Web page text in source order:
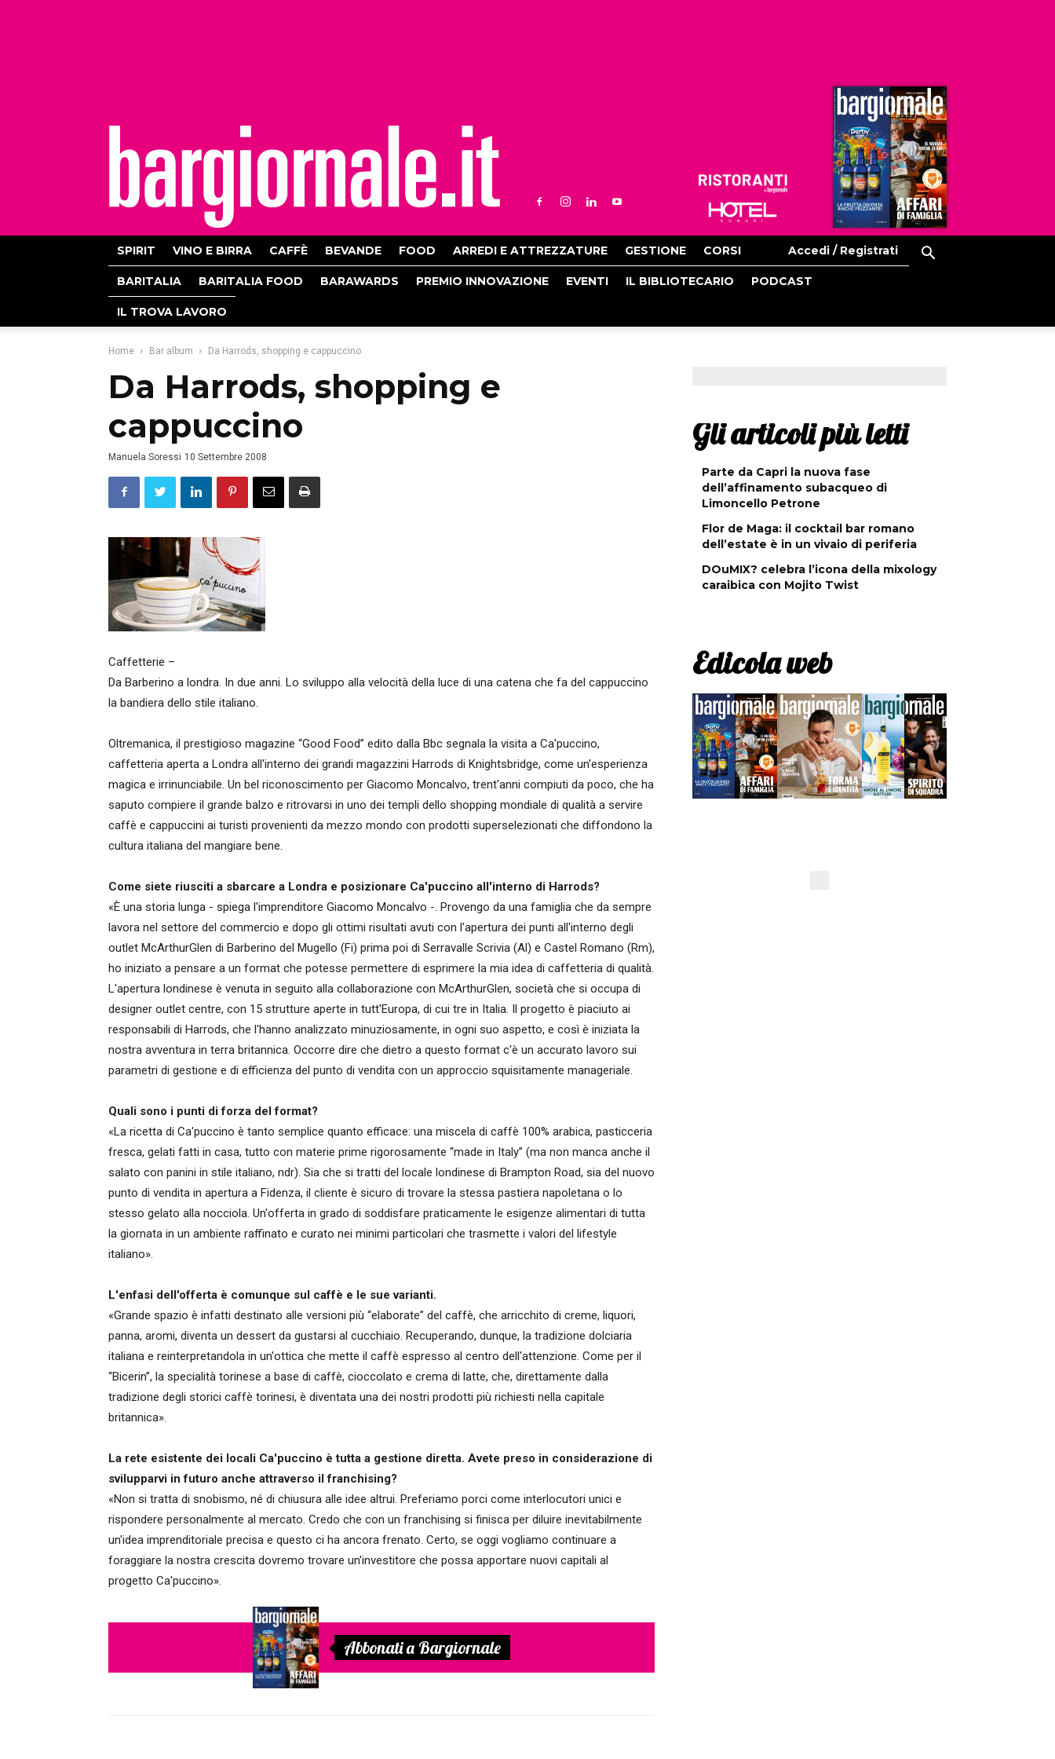
Ristoranti
Hoteldomani
SPIRIT VINO E BIRRA CAFFÈ BEVANDE FOOD ARREDI E ATTREZZATURE GESTIONE CORSI Accedi / Registrati
BARITALIA BARITALIA FOOD BARAWARDS PREMIO INNOVAZIONE EVENTI IL BIBLIOTECARIO PODCAST
IL TROVA LAVORO
Home Bar album Da Harrods, shopping e cappuccino
Da Harrods, shopping e
cappuccino
Manuela Soressi 10 Settembre 2008
Caffetterie –
Da Barberino a londra. In due anni. Lo sviluppo alla velocità della luce di una catena che fa del cappuccino
la bandiera dello stile italiano.
Oltremanica, il prestigioso magazine “Good Food” edito dalla Bbc segnala la visita a Ca'puccino,
caffetteria aperta a Londra all'interno dei grandi magazzini Harrods di Knightsbridge, come un'esperienza
magica e irrinunciabile. Un bel riconoscimento per Giacomo Moncalvo, trent'anni compiuti da poco, che ha
saputo compiere il grande balzo e ritrovarsi in uno dei templi dello shopping mondiale di qualità a servire
caffè e cappuccini ai turisti provenienti da mezzo mondo con prodotti superselezionati che diffondono la
cultura italiana del mangiare bene.
Come siete riusciti a sbarcare a Londra e posizionare Ca'puccino all'interno di Harrods?
«È una storia lunga - spiega l'imprenditore Giacomo Moncalvo -. Provengo da una famiglia che da sempre
lavora nel settore del commercio e dopo gli ottimi risultati avuti con l'apertura dei punti all'interno degli
outlet McArthurGlen di Barberino del Mugello (Fi) prima poi di Serravalle Scrivia (Al) e Castel Romano (Rm),
ho iniziato a pensare a un format che potesse permettere di esprimere la mia idea di caffetteria di qualità.
L'apertura londinese è venuta in seguito alla collaborazione con McArthurGlen, società che si occupa di
designer outlet centre, con 15 strutture aperte in tutt'Europa, di cui tre in Italia. Il progetto è piaciuto ai
responsabili di Harrods, che l'hanno analizzato minuziosamente, in ogni suo aspetto, e così è iniziata la
nostra avventura in terra britannica. Occorre dire che dietro a questo format c'è un accurato lavoro sui
parametri di gestione e di efficienza del punto di vendita con un approccio squisitamente manageriale.
Quali sono i punti di forza del format?
«La ricetta di Ca'puccino è tanto semplice quanto efficace: una miscela di caffè 100% arabica, pasticceria
fresca, gelati fatti in casa, tutto con materie prime rigorosamente “made in Italy” (ma non manca anche il
salato con panini in stile italiano, ndr). Sia che si tratti del locale londinese di Brampton Road, sia del nuovo
punto di vendita in apertura a Fidenza, il cliente è sicuro di trovare la stessa pastiera napoletana o lo
stesso gelato alla nocciola. Un'offerta in grado di soddisfare praticamente le esigenze alimentari di tutta
la giornata in un ambiente raffinato e curato nei minimi particolari che trasmette i valori del lifestyle
italiano».
L'enfasi dell'offerta è comunque sul caffè e le sue varianti.
«Grande spazio è infatti destinato alle versioni più “elaborate” del caffè, che arricchito di creme, liquori,
panna, aromi, diventa un dessert da gustarsi al cucchiaio. Recuperando, dunque, la tradizione dolciaria
italiana e reinterpretandola in un'ottica che mette il caffè espresso al centro dell'attenzione. Come per il
“Bicerin”, la specialità torinese a base di caffè, cioccolato e crema di latte, che, direttamente dalla
tradizione degli storici caffè torinesi, è diventata una dei nostri prodotti più richiesti nella capitale
britannica».
La rete esistente dei locali Ca'puccino è tutta a gestione diretta. Avete preso in considerazione di
svilupparvi in futuro anche attraverso il franchising?
«Non si tratta di snobismo, né di chiusura alle idee altrui. Preferiamo porci come interlocutori unici e
rispondere personalmente al mercato. Credo che con un franchising si finisca per diluire inevitabilmente
un'idea imprenditoriale precisa e questo ci ha ancora frenato. Certo, se oggi vogliamo continuare a
foraggiare la nostra crescita dovremo trovare un'investitore che possa apportare nuovi capitali al
progetto Ca'puccino».
Abbonati a Bargiornale
Gli articoli più letti
Parte da Capri la nuova fase
dell’affinamento subacqueo di
Limoncello Petrone
Flor de Maga: il cocktail bar romano
dell’estate è in un vivaio di periferia
DOuMIX? celebra l’icona della mixology
caraibica con Mojito Twist
Edicola web